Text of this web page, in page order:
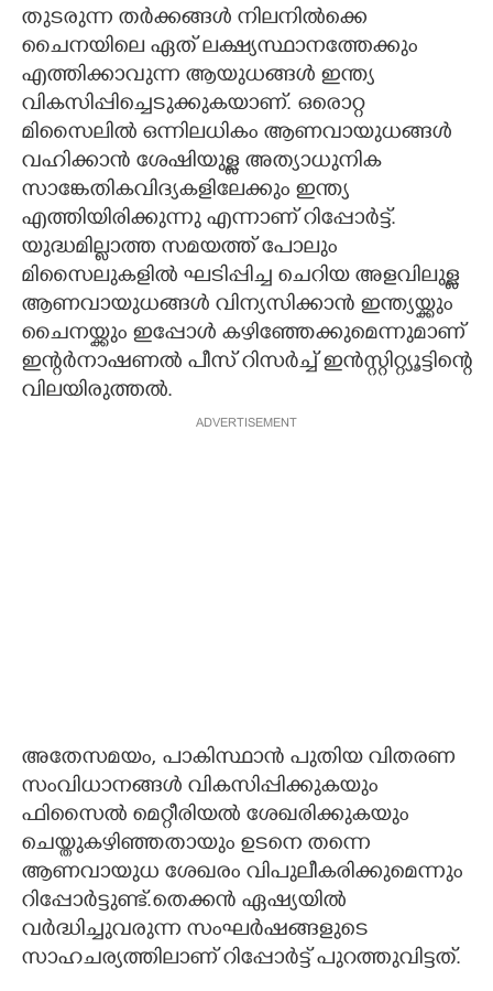
തുടരുന്ന തർക്കങ്ങൾ നിലനിൽക്കെ
ചൈനയിലെ ഏത് ലക്ഷ്യസ്ഥാനത്തേക്കും
എത്തിക്കാവുന്ന ആയുധങ്ങൾ ഇന്ത്യ
വികസിപ്പിച്ചെടുക്കുകയാണ്. ഒരൊറ്റ
മിസൈലിൽ ഒന്നിലധികം ആണവായുധങ്ങൾ
വഹിക്കാൻ ശേഷിയുള്ള അത്യാധുനിക
സാങ്കേതികവിദ്യകളിലേക്കും ഇന്ത്യ
എത്തിയിരിക്കുന്നു എന്നാണ് റിപ്പോർട്ട്.
യുദ്ധമില്ലാത്ത സമയത്ത് പോലും
മിസൈലുകളിൽ ഘടിപ്പിച്ച ചെറിയ അളവിലുള്ള
ആണവായുധങ്ങൾ വിന്യസിക്കാൻ ഇന്ത്യയ്ക്കും
ചൈനയ്ക്കും ഇപ്പോൾ കഴിഞ്ഞേക്കുമെന്നുമാണ്
ഇന്റർനാഷണൽ പീസ് റിസർച്ച് ഇൻസ്റ്റിറ്റ്യൂട്ടിന്റെ
വിലയിരുത്തൽ.
ADVERTISEMENT
അതേസമയം,​ പാകിസ്ഥാൻ പുതിയ വിതരണ
സംവിധാനങ്ങൾ വികസിപ്പിക്കുകയും
ഫിസൈൽ മെറ്റീരിയൽ ശേഖരിക്കുകയും
ചെയ്തുകഴിഞ്ഞതായും ഉടനെ തന്നെ
ആണവായുധ ശേഖരം വിപുലീകരിക്കുമെന്നും
റിപ്പോർട്ടുണ്ട്.തെക്കൻ ഏഷ്യയിൽ
വർദ്ധിച്ചുവരുന്ന സംഘർഷങ്ങളുടെ
സാഹചര്യത്തിലാണ് റിപ്പോർട്ട് പുറത്തുവിട്ടത്.